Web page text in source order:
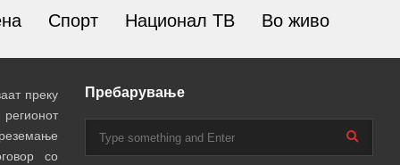
Спорт Национал ТВ Во живо
преку
со
Пребарување